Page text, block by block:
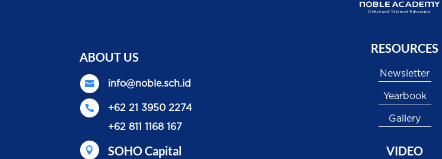
ABOUT US
 info@noble.sch.id

+62 21 3950 2274
+62 811 1168 167
 SOHO Capital
RESOURCES
Newsletter
Yearbook
Gallery
VIDEO